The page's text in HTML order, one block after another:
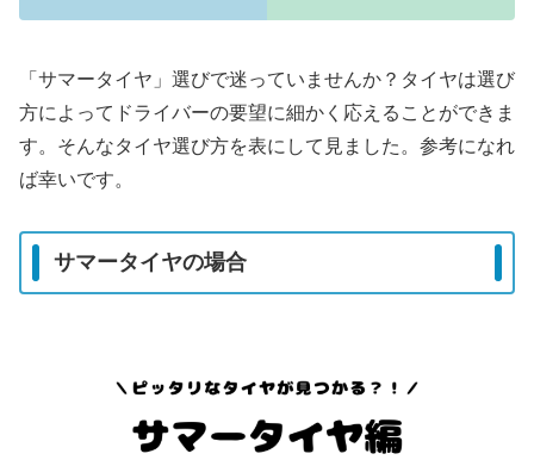
「サマータイヤ」選びで迷っていませんか？タイヤは選び
方によってドライバーの要望に細かく応えることができま
す。そんなタイヤ選び方を表にして見ました。参考になれ
ば幸いです。
サマータイヤの場合